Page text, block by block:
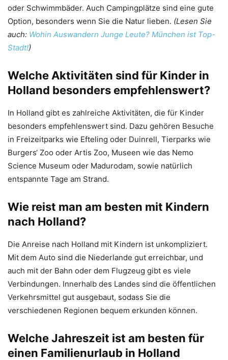
oder Schwimmbäder. Auch Campingplätze sind eine gute
Option, besonders wenn Sie die Natur lieben. (Lesen Sie
auch: Wohin Auswandern Junge Leute? München ist Top-
Stadt!)
Welche Aktivitäten sind für Kinder in
Holland besonders empfehlenswert?
In Holland gibt es zahlreiche Aktivitäten, die für Kinder
besonders empfehlenswert sind. Dazu gehören Besuche
in Freizeitparks wie Efteling oder Duinrell, Tierparks wie
Burgers‘ Zoo oder Artis Zoo, Museen wie das Nemo
Science Museum oder Madurodam, sowie natürlich
entspannte Tage am Strand.
Wie reist man am besten mit Kindern
nach Holland?
Die Anreise nach Holland mit Kindern ist unkompliziert.
Mit dem Auto sind die Niederlande gut erreichbar, und
auch mit der Bahn oder dem Flugzeug gibt es viele
Verbindungen. Innerhalb des Landes sind die öffentlichen
Verkehrsmittel gut ausgebaut, sodass Sie die
verschiedenen Regionen bequem erkunden können.
Welche Jahreszeit ist am besten für
einen Familienurlaub in Holland